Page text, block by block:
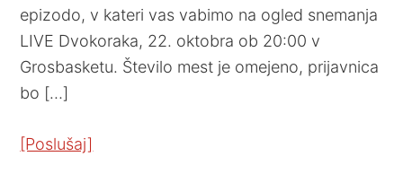
epizodo, v kateri vas vabimo na ogled snemanja
LIVE Dvokoraka, 22. oktobra ob 20:00 v
Grosbasketu. Število mest je omejeno, prijavnica
bo […]
[Poslušaj]